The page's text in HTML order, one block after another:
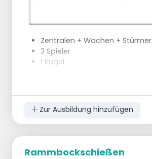
Zentralen + Wachen + Stürmer
3 Spieler
1 Kugel
Ziel:
Zur Ausbildung hinzufügen
Rammbockschießen